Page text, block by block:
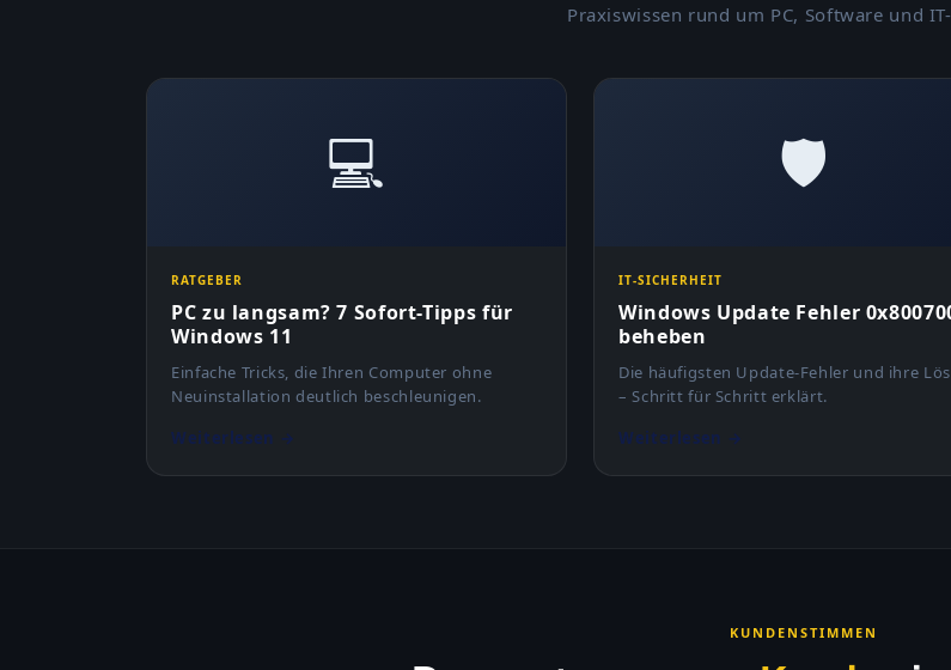
Praxiswissen rund um PC, Software und
💻
RATGEBER
PC zu langsam? 7 Sofort-Tipps für
Windows 11
Einfache Tricks, die Ihren Computer ohne
Neuinstallation deutlich beschleunigen.
Weiterlesen →
🛡️
IT-SICHERHEIT
Windows Update Fehler
beheben
Die häufigsten Update-Fehler und ihre
– Schritt für Schritt erklärt.
Weiterlesen →
KUNDENSTIMMEN